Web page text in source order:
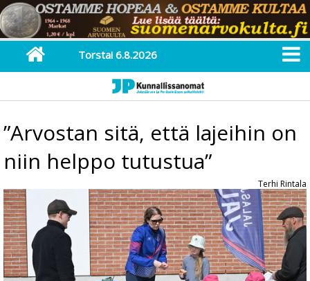
Torstai 6.8.2026
”Arvostan sitä, että lajeihin on
niin helppo tutustua”
Terhi Rintala